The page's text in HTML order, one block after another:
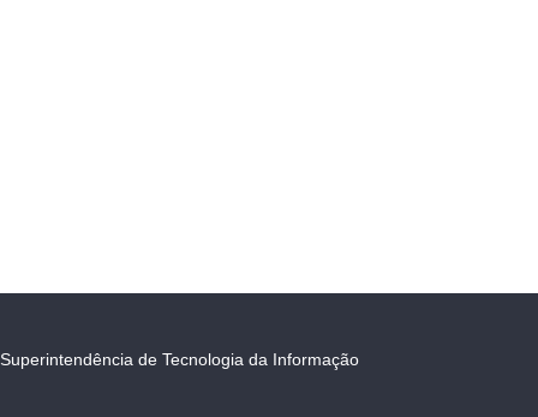
Superintendência de Tecnologia da Informação